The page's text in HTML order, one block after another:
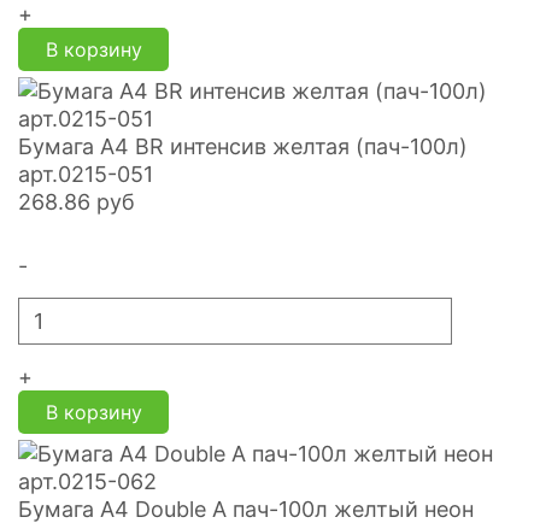
+
В корзину
Бумага А4 BR интенсив желтая (пач-100л)
арт.0215-051
268.86 руб
-
+
В корзину
Бумага А4 Double A пач-100л желтый неон